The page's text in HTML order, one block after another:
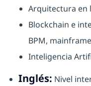
Arquitectura en
Blockchain e
BPM,
Inteligencia
Inglés: Nivel